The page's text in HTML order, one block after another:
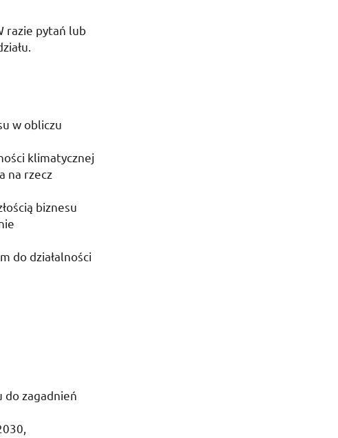
razie pytań lub
w obliczu
klimatycznej
na rzecz
biznesu
do działalności
do zagadnień